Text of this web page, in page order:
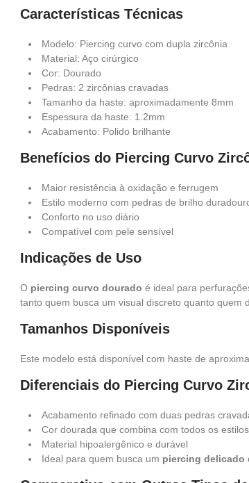
Características Técnicas
Modelo: Piercing curvo com dupla zircônia
Material: Aço cirúrgico
Cor: Dourado
Pedras: 2 zircônias cravadas
Tamanho da haste: aproximadamente 8mm
Espessura da haste: 1.2mm
Acabamento: Polido brilhante
Benefícios do Piercing Curvo
Maior resistência à oxidação e ferrugem
Estilo moderno com pedras de brilho
Conforto no uso diário
Compatível com pele sensível
Indicações de Uso
O piercing curvo dourado é ideal para
tanto quem busca um visual discreto quanto quem
Tamanhos Disponíveis
Este modelo está disponível com haste de
Diferenciais do Piercing Curvo
Acabamento refinado com duas pedras
Cor dourada que combina com todos os estilos
Material hipoalergênico e durável
Ideal para quem busca um piercing delicado